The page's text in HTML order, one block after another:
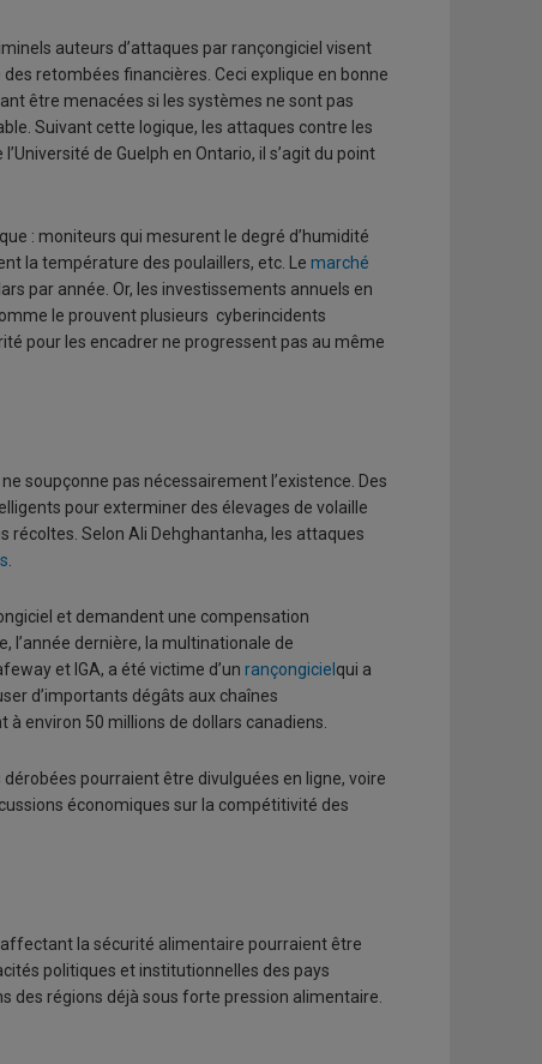
auteurs d’attaques par rançongiciel visent
retombées financières. Ceci explique en bonne
être menacées si les systèmes ne sont pas
Suivant cette logique, les attaques contre les
l’Université de Guelph en Ontario, il s’agit du point
: moniteurs qui mesurent le degré d’humidité
la température des poulaillers, etc. Le marché
par année. Or, les investissements annuels en
le prouvent plusieurs cyberincidents
pour les encadrer ne progressent pas au même
soupçonne pas nécessairement l’existence. Des
pour exterminer des élevages de volaille
récoltes. Selon Ali Dehghantanha, les attaques
et demandent une compensation
l’année dernière, la multinationale de
et IGA, a été victime d’un rançongiciel qui a
d’importants dégâts aux chaînes
à environ 50 millions de dollars canadiens.
pourraient être divulguées en ligne, voire
économiques sur la compétitivité des
la sécurité alimentaire pourraient être
politiques et institutionnelles des pays
régions déjà sous forte pression alimentaire.